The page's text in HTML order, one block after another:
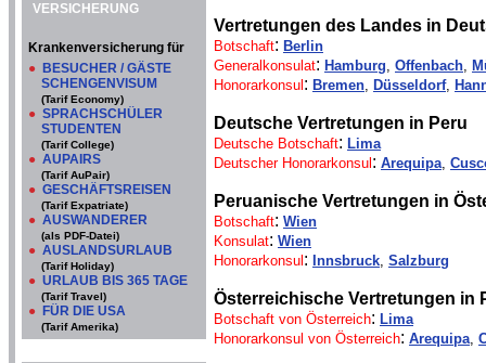
VERSICHERUNG
Krankenversicherung für
● BESUCHER / GÄSTE
SCHENGENVISUM
(Tarif Economy)
● SPRACHSCHÜLER
STUDENTEN
(Tarif College)
● AUPAIRS
(Tarif AuPair)
● GESCHÄFTSREISEN
(Tarif Expatriate)
● AUSWANDERER
(als PDF-Datei)
● AUSLANDSURLAUB
(Tarif Holiday)
● URLAUB BIS 365 TAGE
(Tarif Travel)
● FÜR DIE USA
(Tarif Amerika)
Vertretungen des Landes in
Botschaft: Berlin
Generalkonsulat: Hamburg, Offenbach,
Honorarkonsul : Bremen, Düsseldorf,
Deutsche Vertretungen in Peru
Deutsche Botschaft: Lima
Deutscher Honorarkonsul : Arequipa,
Peruanische Vertretungen in
Botschaft: Wien
Konsulat: Wien
Honorarkonsul : Innsbruck, Salzburg
Österreichische Vertretungen in
Botschaft von Österreich: Lima
Honorarkonsul von Österreich: Arequipa,